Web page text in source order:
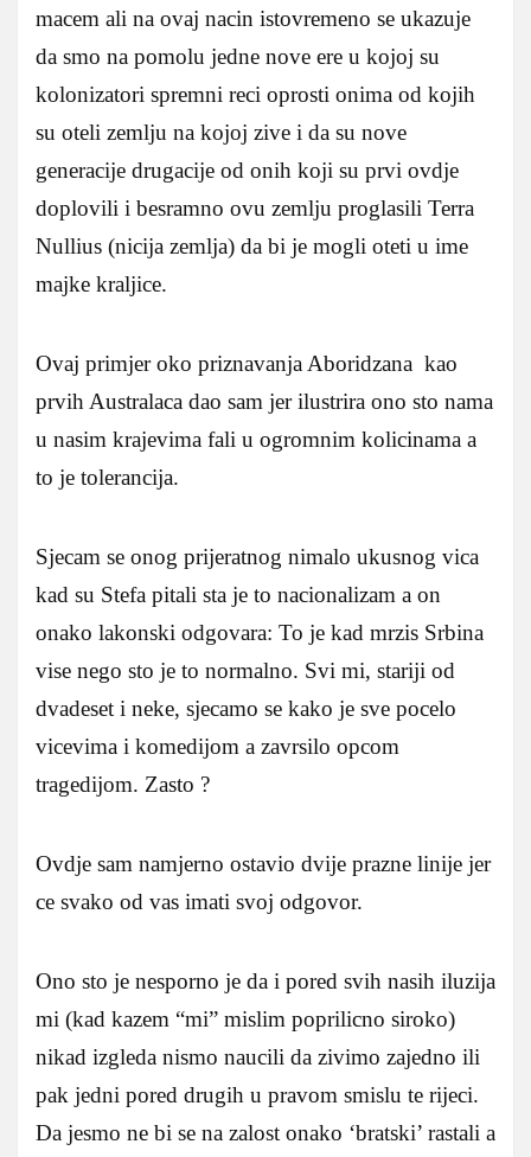
macem ali na ovaj nacin istovremeno se ukazuje
da smo na pomolu jedne nove ere u kojoj su
kolonizatori spremni reci oprosti onima od kojih
su oteli zemlju na kojoj zive i da su nove
generacije drugacije od onih koji su prvi ovdje
doplovili i besramno ovu zemlju proglasili Terra
Nullius (nicija zemlja) da bi je mogli oteti u ime
majke kraljice.
Ovaj primjer oko priznavanja Aboridzana kao
prvih Australaca dao sam jer ilustrira ono sto nama
u nasim krajevima fali u ogromnim kolicinama a
to je tolerancija.
Sjecam se onog prijeratnog nimalo ukusnog vica
kad su Stefa pitali sta je to nacionalizam a on
onako lakonski odgovara: To je kad mrzis Srbina
vise nego sto je to normalno. Svi mi, stariji od
dvadeset i neke, sjecamo se kako je sve pocelo
vicevima i komedijom a zavrsilo opcom
tragedijom. Zasto ?
Ovdje sam namjerno ostavio dvije prazne linije jer
ce svako od vas imati svoj odgovor.
Ono sto je nesporno je da i pored svih nasih iluzija
mi (kad kazem “mi” mislim poprilicno siroko)
nikad izgleda nismo naucili da zivimo zajedno ili
pak jedni pored drugih u pravom smislu te rijeci.
Da jesmo ne bi se na zalost onako ‘bratski’ rastali a